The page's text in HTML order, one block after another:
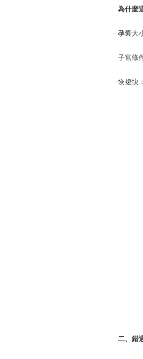
為什麼
孕囊大
子宮條
恢複快
二、錯